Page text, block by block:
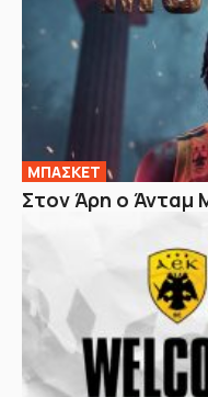
ΜΠΑΣΚΕΤ
Στον Άρη ο Άνταμ